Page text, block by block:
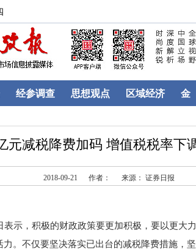
经参调查 思想观点 区域经济
元减税降费加码 增值税税率下
2018-09-21 作者： 来源： 证券日报
，积极的财政政策要更加积极，要以更大
力。不仅要坚决落实已出台的减税降费措施，